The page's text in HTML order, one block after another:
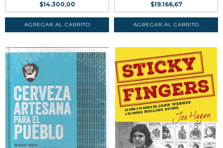
$14.300,00
$19.166,67